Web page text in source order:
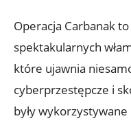
Operacja Carbanak
spektakularnych
które ⁢ujawnia
cyberprzestępcze‍ i
były‌